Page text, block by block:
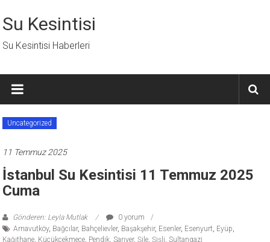
geç
Su Kesintisi
Su Kesintisi Haberleri
Uncategorized
11 Temmuz 2025
İstanbul Su Kesintisi 11 Temmuz 2025
Cuma
Gönderen: Leyla Mutlak
0 yorum
Arnavutköy, Bağcılar, Bahçelievler, Başakşehir, Esenler, Esenyurt, Eyüp,
Kağıthane, Küçükçekmece, Pendik,Sarıyer,Şile,Şişli,Sultangazi